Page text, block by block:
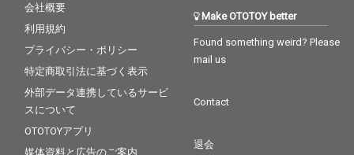
会社概要
利用規約
プライバシー・ポリシー
特定商取引法に基づく表示
外部データ連携しているサービ
スについて
OTOTOYアプリ
媒体資料と広告のご案内
Make OTOTOY better
Found something weird? Please
mail us
Contact
退会